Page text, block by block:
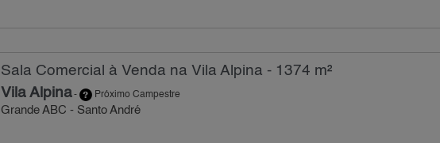
Sala Comercial à Venda na Vila Alpina - 1374 m²
Vila Alpina- Próximo Campestre
Grande ABC - Santo André